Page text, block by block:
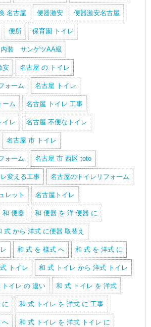
名古屋 便器激安 便器激安名古屋
便所 保育園 トイレ
内装 サンゲツAA級
安 名古屋 の トイレ
ォーム 名古屋 トイレ
ーム 名古屋 トイレ 工事
イレ 名古屋 不便なトイレ
名古屋 市 トイレ
ォーム 名古屋 市 西区 toto
変える工事 名古屋のトイレリフォーム
レット 名古屋トイレ
和 便器 和 便器 を 洋 便器 に
式 から 洋式 に便器 取替え
和 式 を 様式 へ 和 式 を 洋式 に
トイレ 和 式 トイレ から 洋式 トイレ
イレ の 違い 和 式 トイレ を 洋式
に 和 式 トイレ を 洋式 に 工事
へ 和 式 トイレ を 洋式 トイレ に